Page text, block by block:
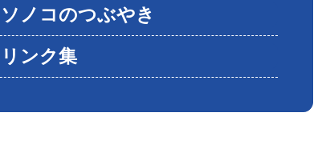
ソノコのつぶやき
リンク集